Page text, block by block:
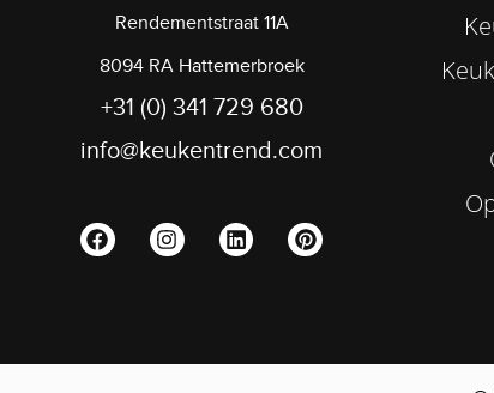
Rendementstraat 11A
8094 RA Hattemerbroek
+31 (0) 341 729 680
info@keukentrend.com